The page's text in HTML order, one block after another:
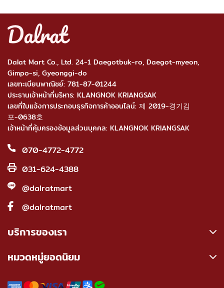
Dalat Mart Co., Ltd. 24-1 Daegotbuk-ro, Daegot-myeon,
Gimpo-si, Gyeonggi-do
เลขทะเบียนพาณิชย์: 781-87-01244
ประธานเจ้าหน้าที่บริหาร: KLANGNOK KRIANGSAK
เลขที่ใบแจ้งการประกอบธุรกิจการค้าออนไลน์: 제 2019-경기김
포-0638호
เจ้าหน้าที่คุ้มครองข้อมูลส่วนบุคคล: KLANGNOK KRIANGSAK
070-4772-4772
031-624-4388
@dalratmart
@dalratmart
บริการของเรา
หมวดหมู่ยอดนิยม